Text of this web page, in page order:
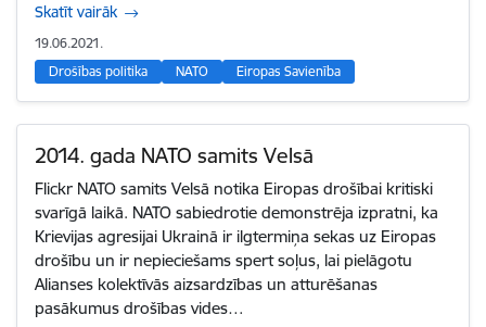
Skatīt vairāk
19.06.2021.
Drošības politika
NATO Eiropas Savienība
2014. gada NATO samits Velsā
Flickr NATO samits Velsā notika Eiropas drošībai kritiski
svarīgā laikā. NATO sabiedrotie demonstrēja izpratni, ka
Krievijas agresijai Ukrainā ir ilgtermiņa sekas uz Eiropas
drošību un ir nepieciešams spert soļus, lai pielāgotu
Alianses kolektīvās aizsardzības un atturēšanas
pasākumus drošības vides…